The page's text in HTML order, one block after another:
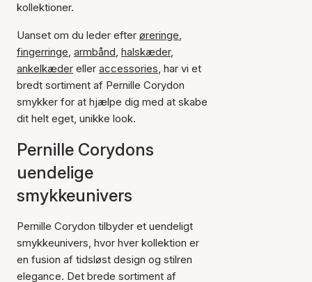
kollektioner.
Uanset om du leder efter øreringe,
fingerringe, armbånd, halskæder,
ankelkæder eller accessories, har vi et
bredt sortiment af Pernille Corydon
smykker for at hjælpe dig med at skabe
dit helt eget, unikke look.
Pernille Corydons
uendelige
smykkeunivers
Pernille Corydon tilbyder et uendeligt
smykkeunivers, hvor hver kollektion er
en fusion af tidsløst design og stilren
elegance. Det brede sortiment af